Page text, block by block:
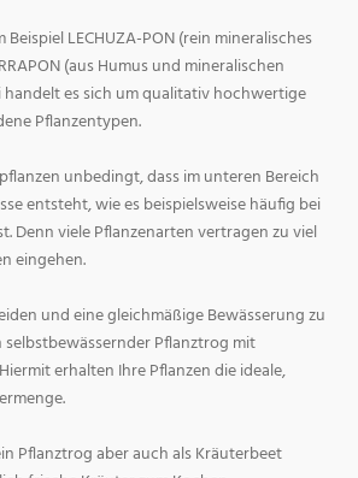
LECHUZA-PON (rein mineralisches
(aus Humus und mineralischen
handelt es sich um qualitativ hochwertige
Pflanzentypen.
unbedingt, dass im unteren Bereich
entsteht, wie es beispielsweise häufig bei
Denn viele Pflanzenarten vertragen zu viel
eingehen.
und eine gleichmäßige Bewässerung zu
selbstbewässernder Pflanztrog mit
erhalten Ihre Pflanzen die ideale,
Pflanztrog aber auch als Kräuterbeet